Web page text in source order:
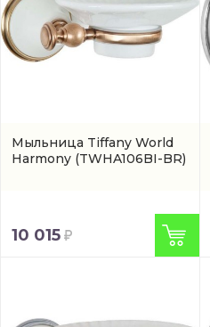
Мыльница Tiffany World
Harmony (TWHA106BI-BR)
10 015